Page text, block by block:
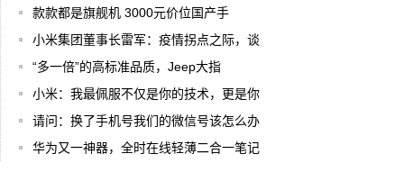
款款都是旗舰机 3000元价位国产手
小米集团董事长雷军：疫情拐点之际，谈
“多一倍”的高标准品质，Jeep大指
小米：我最佩服不仅是你的技术，更是你
请问：换了手机号我们的微信号该怎么办
华为又一神器，全时在线轻薄二合一笔记